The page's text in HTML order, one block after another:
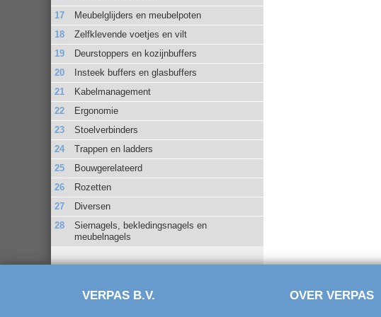
Meubelglijders en meubelpoten
Zelfklevende voetjes en vilt
Deurstoppers en kozijnbuffers
Insteek buffers en glasbuffers
Kabelmanagement
Ergonomie
Stoelverbinders
Trappen en ladders
Bouwgerelateerd
Rozetten
Diversen
Siernagels, bekledingsnagels en
meubelnagels
VERPAS B.V. OVER VERPAS